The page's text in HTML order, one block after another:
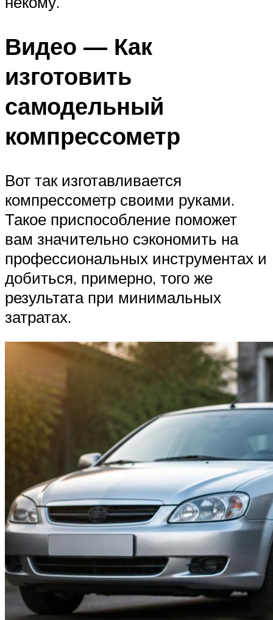
Видео — Как
изготовить
самодельный
компрессометр
Вот так изготавливается
компрессометр своими руками.
Такое приспособление поможет
вам значительно сэкономить на
профессиональных инструментах и
добиться, примерно, того же
результата при минимальных
затратах.